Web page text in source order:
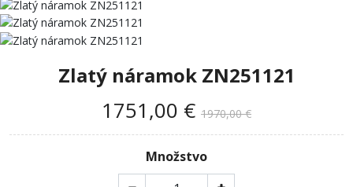
Zlatý náramok ZN251121
1751,00 € 1970,00 €
Množstvo